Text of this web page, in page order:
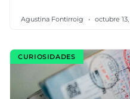
Agustina Fontirroig octubre 13,
CURIOSIDADES